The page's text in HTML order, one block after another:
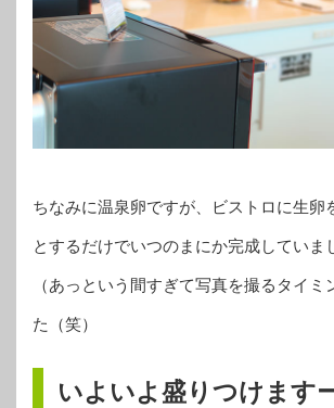
ちなみに温泉卵ですが、ビストロに生卵
とするだけでいつのまにか完成していま
（あっという間すぎて写真を撮るタイミ
た（笑）
いよいよ盛りつけます